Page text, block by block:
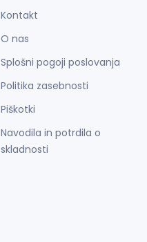
Kontakt
O nas
Splošni pogoji poslovanja
Politika zasebnosti
Piškotki
Navodila in potrdila o
skladnosti